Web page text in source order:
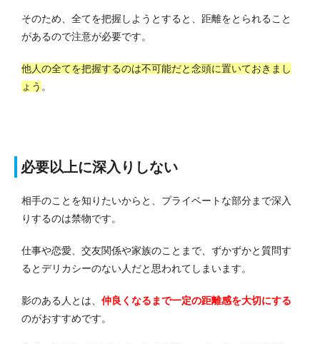
そのため、全てを把握しようとすると、距離をとられること
があるので注意が必要です。
他人の全てを把握するのは不可能だと念頭に置いておきまし
ょう 。
必要以上に深入りしない
相手のことを知りたいからと、プライベートな部分まで深入
りするのは禁物です。
仕事や恋愛、交友関係や家族のことまで、ずかずかと質問す
るとデリカシーのない人だと思われてしまいます。
影のある人とは、 仲良くなるまで一定の距離感を大切にする
のがおすすめです。